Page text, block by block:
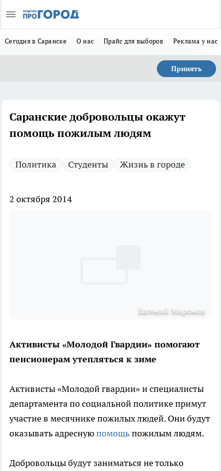
Сегодня в Саранске О нас Прайс для выборов Реклама у нас
Принять
Саранские добровольцы окажут
помощь пожилым людям
Политика Студенты Жизнь в городе
2 октября 2014
Евгений Миронов
Активисты «Молодой Гвардии» помогают
пенсионерам утепляться к зиме
Активисты «Молодой гвардии» и специалисты
департамента по социальной политике примут
участие в месячнике пожилых людей. Они будут
оказывать адреснуюпомощьпожилым людям.
Добровольцы будут заниматься не только